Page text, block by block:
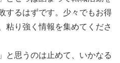
するはずです。少々でもお得
粘り強く情報を集めてくださ
と思うのは止めて、いかなる